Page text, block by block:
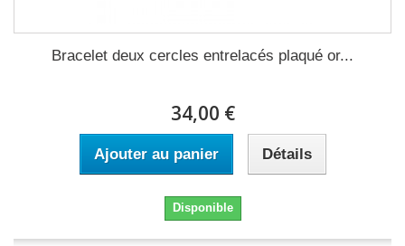
Bracelet deux cercles entrelacés plaqué or...
34,00 €
Ajouter au panier Détails
Disponible